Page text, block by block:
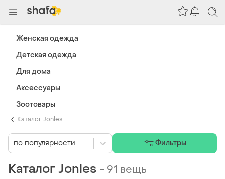
Каталог Jonles
Каталог Jonles - 91 вещь
по популярности Фильтры
Женская одежда
Детская одежда
Для дома
Аксессуары
Зоотовары